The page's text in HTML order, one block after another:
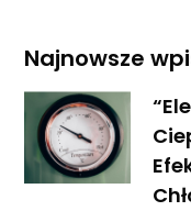
Najnowsze